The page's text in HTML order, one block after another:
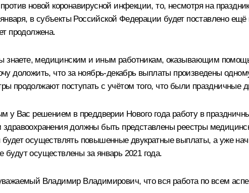
против новой коронавирусной инфекции, то, несмотря на
в субъекты Российской Федерации будет поставлено
продолжена.
знаете, медицинским и иным работникам, оказывающим
доложить, что за ноябрь-декабрь выплаты произведены
продолжают поступать с учётом того, что были
у Вас решением в преддверии Нового года работу в
здравоохранения должны быть представлены реестры
будет осуществлять повышенные двукратные выплаты, а уже
осуществлены за январь 2021 года.
Владимир Владимирович, что вся работа по всем